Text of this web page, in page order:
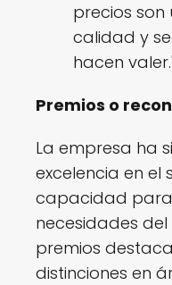
precios
calidad y
hacen
Premios o
La empresa ha
excelencia en el
capacidad
necesidades
premios
distinciones en